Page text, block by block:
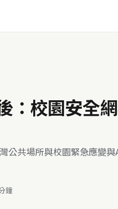
：校園安全
公共場所與校園緊急應變
鐘